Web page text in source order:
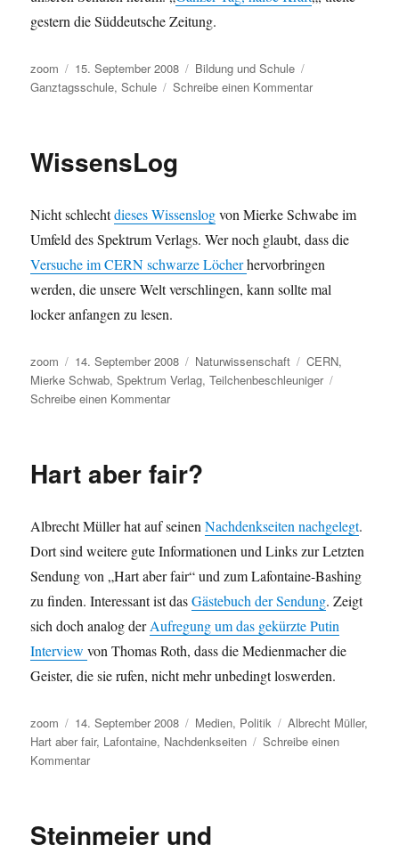
gestern die Süddeutsche Zeitung.
Autor
zoom
Veröffentlicht
am
15. September 2008 Kategorien
Bildung und Schule
Ganztagsschule,Schule Schreibe einen Kommentarzu
WissensLog
Nicht schlechtdieses Wissenslogvon Mierke Schwabe im
Umfeld des Spektrum Verlags. Wer noch glaubt, dass die
Versuche im CERN schwarze Löcherhervorbringen
werden, die unsere Welt verschlingen, kann sollte mal
locker anfangen zu lesen.
Autor
zoom
Veröffentlicht
am
14. September 2008 Kategorien
Naturwissenschaft Schlagwörter
CERN,
Mierke Schwab,Spektrum Verlag,Teilchenbeschleuniger
Schreibe einen Kommentarzu
Hart aber fair?
Albrecht Müller hat auf seinenNachdenkseiten nachgelegt.
Dort sind weitere gute Informationen und Links zur Letzten
Sendung von „Hart aber fair“ und zum Lafontaine-Bashing
zu finden. Interessant ist dasGästebuch der Sendung. Zeigt
sich doch analog derAufregung um das gekürzte Putin
Interviewvon Thomas Roth, dass die Medienmacher die
Geister, die sie rufen, nicht mehr unbedingt loswerden.
Autor
zoom
Veröffentlicht
am
14. September 2008 Kategorien
Medien, Politik Schlagwörter
Albrecht Müller,
Hart aber fair, Lafontaine, Nachdenkseiten
Schreibe einen
Kommentarzu
Steinmeier und